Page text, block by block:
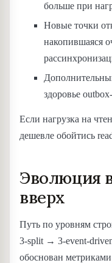
больше при
Новые точки
накопившаяся
здоровье
Если нагрузка на
дешевле обойтись
Эволюция
вверх
Путь по уровням
3-split → 3-event-
обоснован